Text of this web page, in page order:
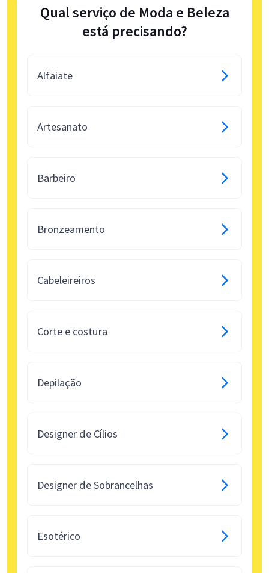
Qual serviço de Moda e Beleza
está precisando?
Alfaiate
Artesanato
Barbeiro
Bronzeamento
Cabeleireiros
Corte e costura
Depilação
Designer de Cílios
Designer de Sobrancelhas
Esotérico